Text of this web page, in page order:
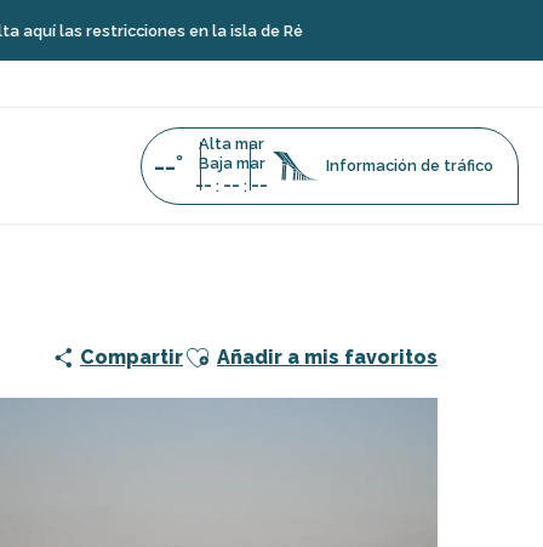
en la isla de Ré
--°
Alta mar
Baja mar
-- : -- : --
Información de tráfico
CompartirAjouter aux favoris
Añadir a mis favoritos